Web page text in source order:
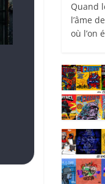
Quand
l’âme
où l’on